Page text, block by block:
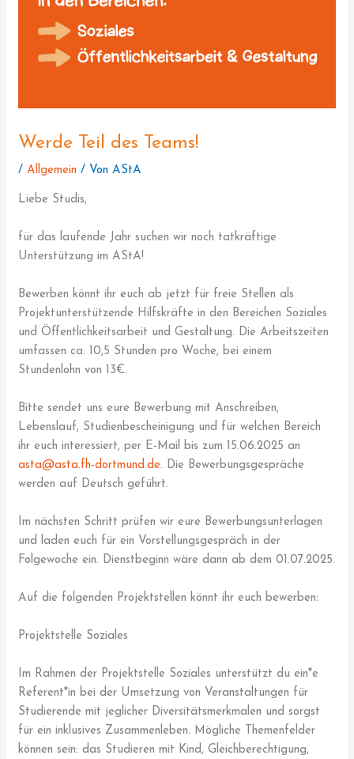
Werde Teil des Teams!
/Allgemein / VonAStA
Liebe Studis,
für das laufende Jahr suchen wir noch tatkräftige
Unterstützung im AStA!
Bewerben könnt ihr euch ab jetzt für freie Stellen als
Projektunterstützende Hilfskräfte in den Bereichen Soziales
und Öffentlichkeitsarbeit und Gestaltung. Die Arbeitszeiten
umfassen ca. 10,5 Stunden pro Woche, bei einem
Stundenlohn von 13€.
Bitte sendet uns eure Bewerbung mit Anschreiben,
Lebenslauf, Studienbescheinigung und für welchen Bereich
ihr euch interessiert, per E-Mail bis zum 15.06.2025 an
asta@asta.fh-dortmund.de. Die Bewerbungsgespräche
werden auf Deutsch geführt.
Im nächsten Schritt prüfen wir eure Bewerbungsunterlagen
und laden euch für ein Vorstellungsgespräch in der
Folgewoche ein. Dienstbeginn wäre dann ab dem 01.07.2025.
Auf die folgenden Projektstellen könnt ihr euch bewerben:
Projektstelle Soziales
Im Rahmen der Projektstelle Soziales unterstützt du ein*e
Referent*in bei der Umsetzung von Veranstaltungen für
Studierende mit jeglicher Diversitätsmerkmalen und sorgst
für ein inklusives Zusammenleben. Mögliche Themenfelder
können sein: das Studieren mit Kind, Gleichberechtigung,